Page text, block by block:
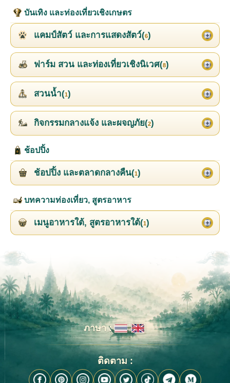
บันเทิง และท่องเที่ยวเชิงเกษตร
แคมป์สัตว์ และการแสดงสัตว์(6)
ฟาร์ม สวน และท่องเที่ยวเชิงนิเวศ(8)
สวนน้ำ(1)
กิจกรรมกลางแจ้ง และผจญภัย(2)
ช้อปปิ้ง
ช้อปปิ้ง และตลาดกลางคืน(1)
บทความท่องเที่ยว, สูตรอาหาร
เมนูอาหารใต้, สูตรอาหารใต้(1)
ภาษา :
ติดตาม :